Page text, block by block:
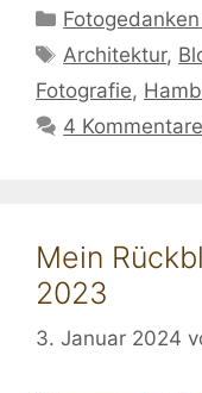
Kategorien
Schlagwörter
Architektur,
Fotografie,
4 Kommentare
Mein
2023
3. Januar 2024